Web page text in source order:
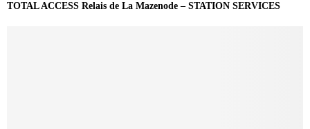
TOTAL ACCESS Relais de La Mazenode – STATION SERVICES